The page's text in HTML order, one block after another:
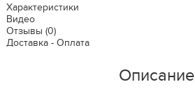
Характеристики
Видео
Отзывы (0)
Доставка - Оплата
Описание